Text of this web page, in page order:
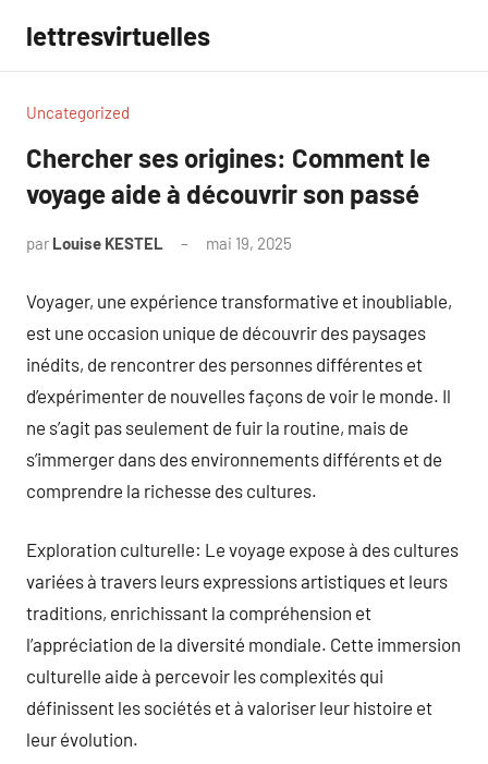
contenu
lettresvirtuelles
Uncategorized
Chercher ses origines: Comment le
voyage aide à découvrir son passé
par Louise KESTEL mai 19, 2025
Voyager, une expérience transformative et inoubliable,
est une occasion unique de découvrir des paysages
inédits, de rencontrer des personnes différentes et
d’expérimenter de nouvelles façons de voir le monde. Il
ne s’agit pas seulement de fuir la routine, mais de
s’immerger dans des environnements différents et de
comprendre la richesse des cultures.
Exploration culturelle: Le voyage expose à des cultures
variées à travers leurs expressions artistiques et leurs
traditions, enrichissant la compréhension et
l’appréciation de la diversité mondiale. Cette immersion
culturelle aide à percevoir les complexités qui
définissent les sociétés et à valoriser leur histoire et
leur évolution.